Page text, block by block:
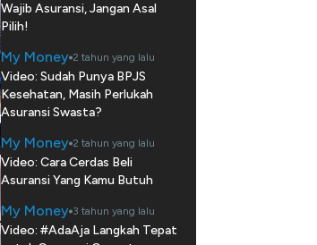
Wajib Asuransi, Jangan Asal
Pilih!
My Money 2 tahun yang lalu
Video: Sudah Punya BPJS
Kesehatan, Masih Perlukah
Asuransi Swasta?
My Money 2 tahun yang lalu
Video: Cara Cerdas Beli
Asuransi Yang Kamu Butuh
My Money 3 tahun yang lalu
Video: #AdaAja Langkah Tepat